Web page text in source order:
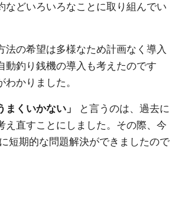
などいろいろなことに取り組んでい
の希望は多様なため計画なく導入
動釣り銭機の導入も考えたのです
かりました。
くいかない」
と言うのは、過去に
直すことにしました。その際、今
短期的な問題解決ができましたので